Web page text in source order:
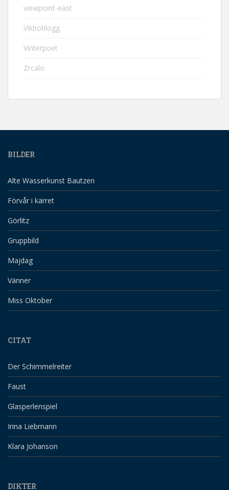
viewpoint-east
Vikboblogg
Vinterpoet
Zrcalo
BILDER
Alte Wasserkunst Bautzen
Förvår i kärret
Görlitz
Gruppbild
Majdag
Vänner
Miss Oktober
CITAT
Der Schimmelreiter
Faust
Glasperlenspiel
Irina Liebmann
Klara Johanson
DIKTER